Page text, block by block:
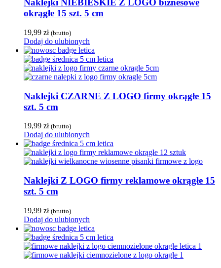
Naklejki NIEBIESKIE Z LOGO biznesowe
okrągłe 15 szt. 5 cm
19,99 zł (brutto)
Dodaj do ulubionych
Naklejki CZARNE Z LOGO firmy okrągłe 15
szt. 5 cm
19,99 zł (brutto)
Dodaj do ulubionych
Naklejki Z LOGO firmy reklamowe okrągłe 15
szt. 5 cm
19,99 zł (brutto)
Dodaj do ulubionych